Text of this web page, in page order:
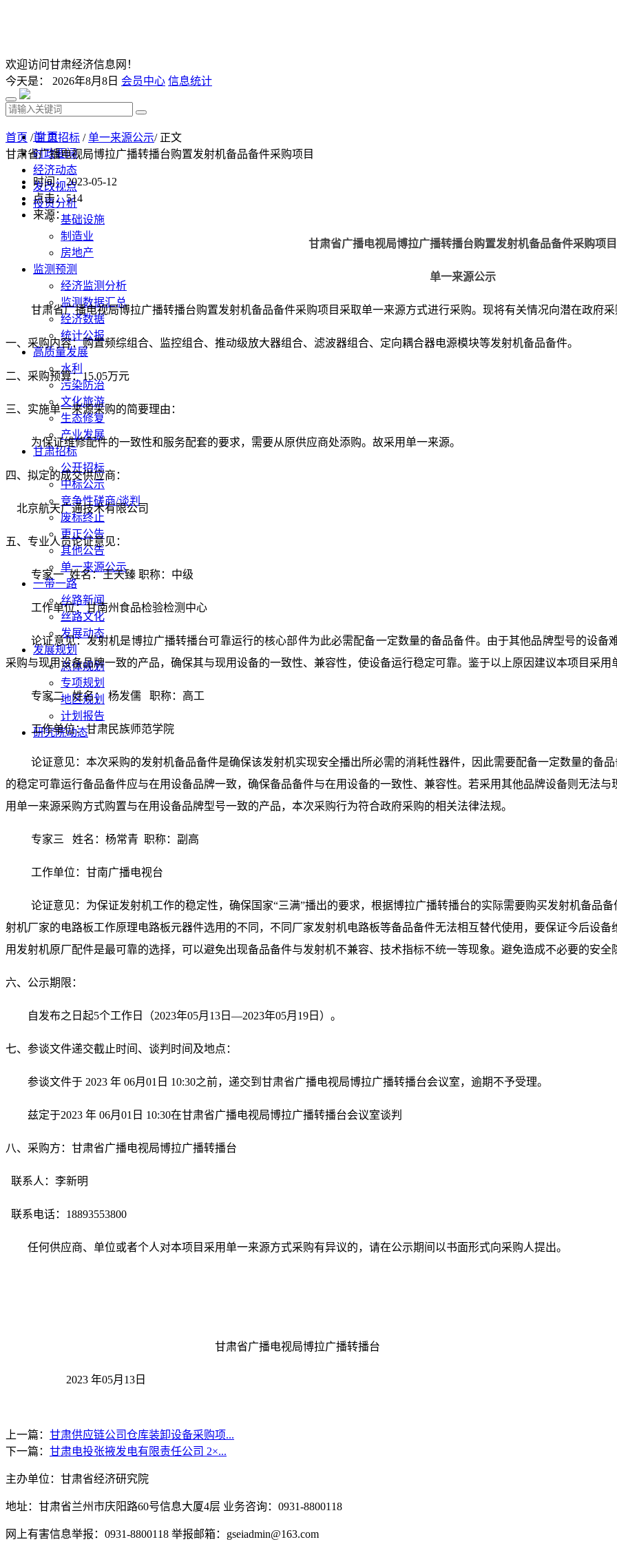
欢迎访问甘肃经济信息网！
今天是： 2026年8月8日 会员中心 信息统计
首 页
时政要闻
经济动态
发改视点
投资分析
基础设施
制造业
房地产
监测预测
经济监测分析
监测数据汇总
经济数据
统计公报
高质量发展
水利
污染防治
文化旅游
生态修复
产业发展
甘肃招标
公开招标
中标公示
竞争性磋商/谈判
废标终止
更正公告
其他公告
单一来源公示
一带一路
丝路新闻
丝路文化
发展动态
发展规划
总体规划
专项规划
地区规划
计划报告
研究院动态
首页 /甘肃招标 /单一来源公示/ 正文
甘肃省广播电视局博拉广播转播台购置发射机备品备件采购项目
时间：2023-05-12
点击：514
来源：
甘肃省广播电视局博拉广播转播台购置发射机备品备件采购项目
单一来源公示
甘肃省广播电视局博拉广播转播台购置发射机备品备件采购项目采取单一来源方式进行采购。现将有关情况向潜在政府采
一、采购内容：购置频综组合、监控组合、推动级放大器组合、滤波器组合、定向耦合器电源模块等发射机备品备件。
二、采购预算：15.05万元
三、实施单一来源采购的简要理由：
为保证维修配件的一致性和服务配套的要求，需要从原供应商处添购。故采用单一来源。
四、 拟定的成交供应商：
北京航天广通技术有限公司
五、专业人员论证意见：
专家一姓名：王天臻 职称：中级
工作单位：甘南州食品检验检测中心
论证意见：发射机是博拉广播转播台可靠运行的核心部件为此必需配备一定数量的备品备件。由于其他品牌型号的设
采购与现用设备品牌一致的产品，确保其与现用设备的一致性、兼容性，使设备运行稳定可靠。鉴于以上原因建议本项目采用
专家二姓名： 杨发儒 职称：高工
工作单位：甘肃民族师范学院
论证意见：本次采购的发射机备品备件是确保该发射机实现安全播出所必需的消耗性器件，因此需要配备一定数量的备品
的稳定可靠运行备品备件应与在用设备品牌一致，确保备品备件与在用设备的一致性、兼容性。若采用其他品牌设备则无法
用单一来源采购方式购置与在用设备品牌型号一致的产品，本次采购行为符合政府采购的相关法律法规。
专家三 姓名：杨常青 职称：副高
工作单位：甘南广播电视台
论证意见：为保证发射机工作的稳定性，确保国家“三满”播出的要求，根据博拉广播转播台的实际需要购买发射机备品
射机厂家的电路板工作原理电路板元器件选用的不同，不同厂家发射机电路板等备品备件无法相互替代使用，要保证今后设
用发射机原厂配件是最可靠的选择，可以避免出现备品备件与发射机不兼容、技术指标不统一等现象。避免造成不必要的安全
六、公示期限：
自发布之日起5个工作日（2023年05月13 日 —2023年05月19 日）。
七、参谈文件递交截止时间、谈判时间及地点：
参谈文件于 2023 年 06月 01 日 10:30之前，递交到甘肃省广播电视局博拉广播转播台会议室，逾期不予受理。
兹定于2023 年 06月 01 日 10:30在甘肃省广播电视局博拉广播转播台会议室谈判
八、采购方：甘肃省广播电视局博拉广播转播台
联系人：李新明
联系电话：18893553800
任何供应商、单位或者个人对本项目采用单一来源方式采购有异议的，请在公示期间以书面形式向采购人提出。
甘肃省广播电视局博拉广播转播台
2023 年05月13 日
上一篇： 甘肃供应链公司仓库装卸设备采购项...
下一篇： 甘肃电投张掖发电有限责任公司 2×...
主办单位：甘肃省经济研究院
地址：甘肃省兰州市庆阳路60号信息大厦4层 业务咨询：0931-8800118
网上有害信息举报：0931-8800118 举报邮箱：gseiadmin@163.com